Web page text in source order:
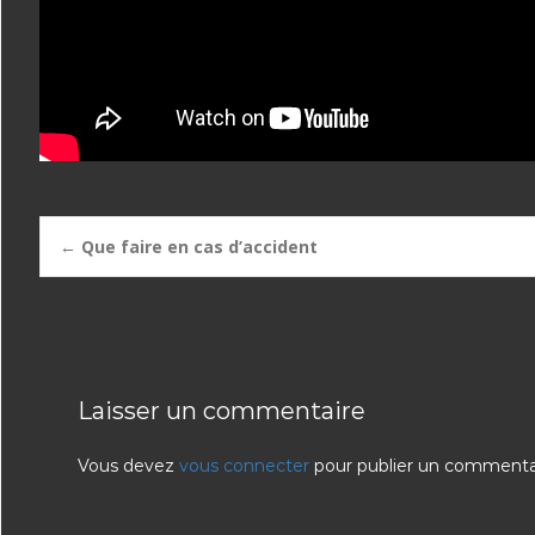
Post
← Que faire en cas d’accident
Laisser un commentaire
Vous devez vous connecter pour publier un